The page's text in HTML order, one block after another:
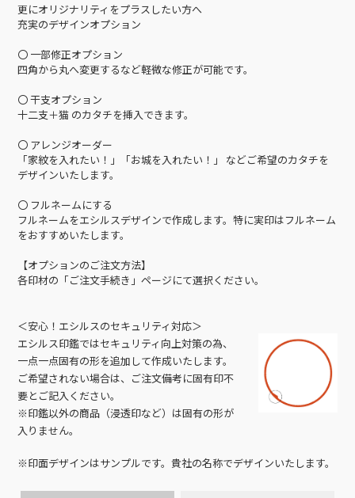
更にオリジナリティをプラスしたい方へ
充実のデザインオプション
〇 一部修正オプション
四角から丸へ変更するなど軽微な修正が可能です。
〇 干支オプション
十二支＋猫 のカタチを挿入できます。
〇 アレンジオーダー
「家紋を入れたい！」「お城を入れたい！」 などご希望のカタチを
デザインいたします。
〇 フルネームにする
フルネームをエシルスデザインで作成します。特に実印はフルネーム
をおすすめいたします。
【オプションのご注文方法】
各印材の「ご注文手続き」ページにて選択ください。
＜安心！エシルスのセキュリティ対応＞
エシルス印鑑ではセキュリティ向上対策の為、
一点一点固有の形を追加して作成いたします。
ご希望されない場合は、ご注文備考に固有印不
要とご記入ください。
※印鑑以外の商品（浸透印など）は固有の形が
入りません。
※印面デザインはサンプルです。貴社の名称でデザインいたします。